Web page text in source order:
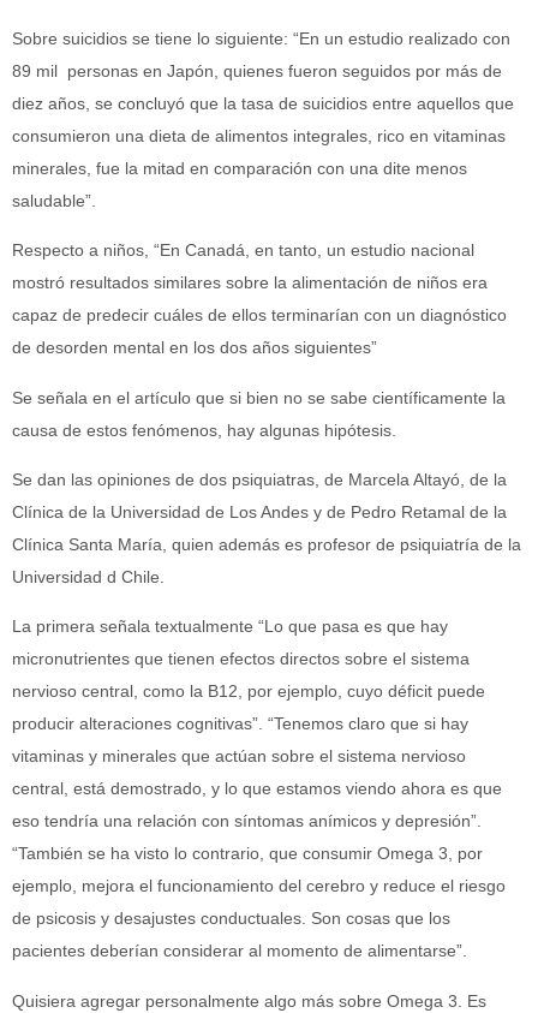
Sobre suicidios se tiene lo siguiente: “En un estudio realizado con
89 mil personas en Japón, quienes fueron seguidos por más de
diez años, se concluyó que la tasa de suicidios entre aquellos que
consumieron una dieta de alimentos integrales, rico en vitaminas
minerales, fue la mitad en comparación con una dite menos
saludable”.
Respecto a niños, “En Canadá, en tanto, un estudio nacional
mostró resultados similares sobre la alimentación de niños era
capaz de predecir cuáles de ellos terminarían con un diagnóstico
de desorden mental en los dos años siguientes”
Se señala en el artículo que si bien no se sabe científicamente la
causa de estos fenómenos, hay algunas hipótesis.
Se dan las opiniones de dos psiquiatras, de Marcela Altayó, de la
Clínica de la Universidad de Los Andes y de Pedro Retamal de la
Clínica Santa María, quien además es profesor de psiquiatría de la
Universidad d Chile.
La primera señala textualmente “Lo que pasa es que hay
micronutrientes que tienen efectos directos sobre el sistema
nervioso central, como la B12, por ejemplo, cuyo déficit puede
producir alteraciones cognitivas”. “Tenemos claro que si hay
vitaminas y minerales que actúan sobre el sistema nervioso
central, está demostrado, y lo que estamos viendo ahora es que
eso tendría una relación con síntomas anímicos y depresión”.
“También se ha visto lo contrario, que consumir Omega 3, por
ejemplo, mejora el funcionamiento del cerebro y reduce el riesgo
de psicosis y desajustes conductuales. Son cosas que los
pacientes deberían considerar al momento de alimentarse”.
Quisiera agregar personalmente algo más sobre Omega 3. Es